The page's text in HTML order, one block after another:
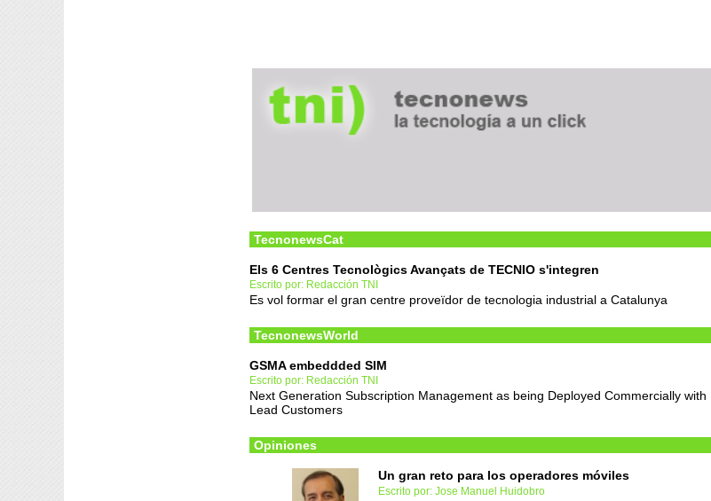
TecnonewsCat
Els 6 Centres Tecnològics Avançats de TECNIO s'integren
Escrito por: Redacción TNI
Es vol formar el gran centre proveïdor de tecnologia industrial a Catalunya
TecnonewsWorld
GSMA embeddded SIM
Escrito por: Redacción TNI
Next Generation Subscription Management as being Deployed Commercially with
Lead Customers
Opiniones
Un gran reto para los operadores móviles
Escrito por: Jose Manuel Huidobro